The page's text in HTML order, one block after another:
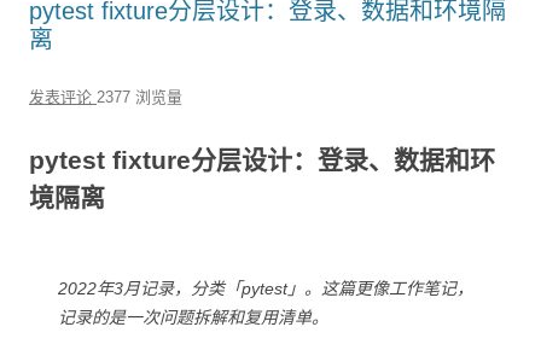
pytest fixture分层设计：登录、数据和环境隔
离
发表评论 2377 浏览量
pytest fixture分层设计：登录、数据和环
境隔离
2022年3月记录，分类「pytest」。这篇更像工作笔记，
记录的是一次问题拆解和复用清单。